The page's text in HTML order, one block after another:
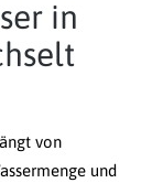
in
von
und